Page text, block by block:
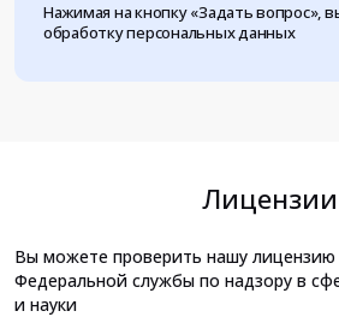
Нажимая на кнопку «Задать вопрос»,
обработку персональных данных
Лицензии
Вы можете проверить нашу лицензию
Федеральной службы по надзору в
и науки